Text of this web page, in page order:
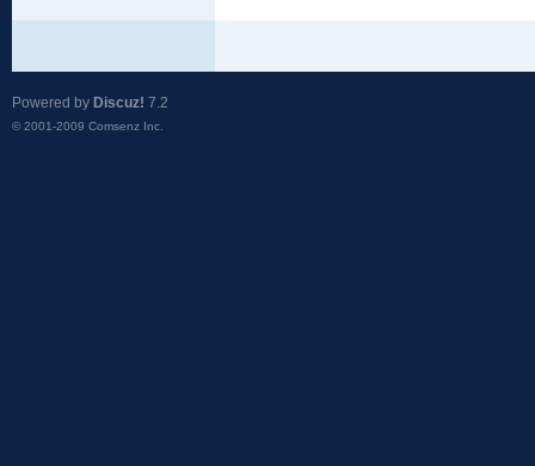
Powered by Discuz! 7.2
© 2001-2009 Comsenz Inc.